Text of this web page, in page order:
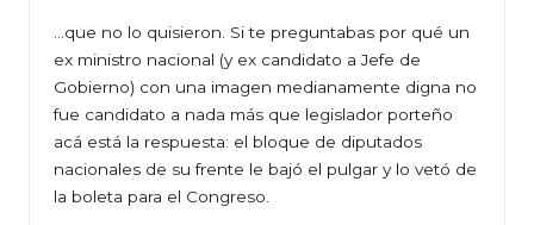
…que no lo quisieron. Si te preguntabas por qué un
ex ministro nacional (y ex candidato a Jefe de
Gobierno) con una imagen medianamente digna no
fue candidato a nada más que legislador porteño
acá está la respuesta: el bloque de diputados
nacionales de su frente le bajó el pulgar y lo vetó de
la boleta para el Congreso.